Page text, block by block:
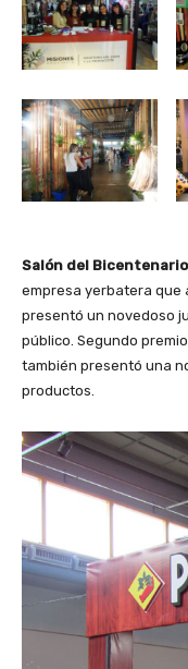
Salón del
empresa yerbatera que
presentó un novedoso
público. Segundo
también presentó una
productos.